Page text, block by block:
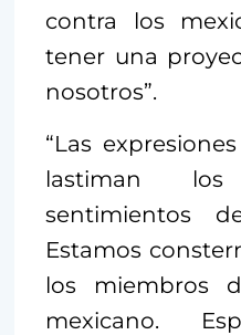
contra los
tener una
nosotros”.
“Las
lastiman
sentimientos
Estamos
los miembros
mexicano.